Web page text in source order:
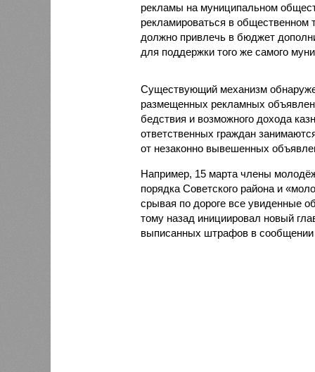
рекламы на муниципальном
рекламироваться в общественном
должно привлечь в бюджет
для поддержки того же самого
Существующий механизм
размещенных рекламных
бедствия и возможного дохода
ответственных граждан
от незаконно вывешенных
Например, 15 марта члены
порядка Советского района и
срывая по дороге все увиденные
тому назад инициировал новый
выписанных штрафов в сообщении